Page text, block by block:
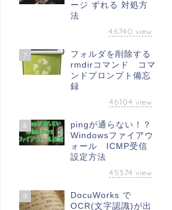
ージ ずれる 対処方
法
46740 view
7
フォルダを削除する
rmdirコマンド コマ
ンドプロンプト備忘
録
46104 view
8
pingが通らない！？
Windowsファイアウ
ォール ICMP受信
設定方法
45374 view
9
DocuWorks で
OCR(文字認識)が出